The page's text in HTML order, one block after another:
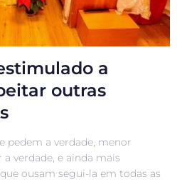
a
outras
pedem a verdade, menor
verdade, e ainda mais
ousam segui-la em todas as